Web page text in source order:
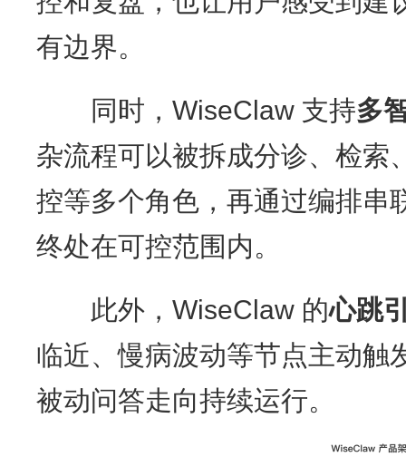
有边界。
同时，WiseClaw 支持多
杂流程可以被拆成分诊、检索
控等多个角色，再通过编排串
终处在可控范围内。
此外，WiseClaw 的心跳
临近、慢病波动等节点主动触
被动问答走向持续运行。